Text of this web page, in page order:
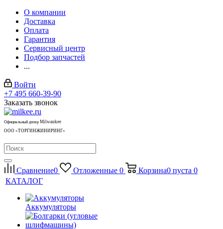
О компании
Доставка
Оплата
Гарантия
Сервисный центр
Подбор запчастей
...
Войти
+7 495 660-39-90
Заказать звонок
Официальный дилер Milwaukee
ООО «ТОРГИНЖИНИРИНГ»
Сравнение0 Отложенные 0 Корзина0 пуста 0
КАТАЛОГ
Аккумуляторы